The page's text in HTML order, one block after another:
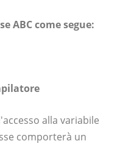
ABC come segue:
alla variabile
comporterà un